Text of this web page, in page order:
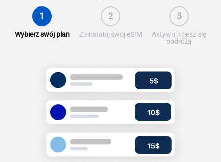
1
Wybierz swój plan
2
Zainstaluj swój eSIM
3
Aktywuj i ciesz się
podróżą